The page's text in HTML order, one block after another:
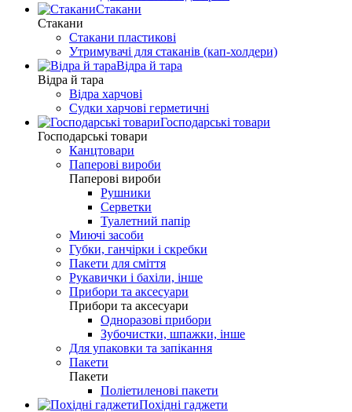
Стакани
Стакани
Стакани пластикові
Утримувачі для стаканів (кап-холдери)
Відра й тара
Відра й тара
Відра харчові
Судки харчові герметичні
Господарські товари
Господарські товари
Канцтовари
Паперові вироби
Паперові вироби
Рушники
Серветки
Туалетний папір
Миючі засоби
Губки, ганчірки і скребки
Пакети для сміття
Рукавички і бахіли, інше
Прибори та аксесуари
Прибори та аксесуари
Одноразові прибори
Зубочистки, шпажки, інше
Для упаковки та запікання
Пакети
Пакети
Поліетиленові пакети
Похідні гаджети